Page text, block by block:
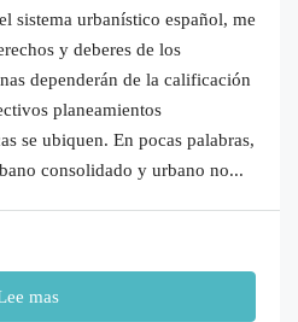
sistema urbanístico español, me
y deberes de los
dependerán de la calificación
planeamientos
se ubiquen. En pocas palabras,
consolidado y urbano no...
mas